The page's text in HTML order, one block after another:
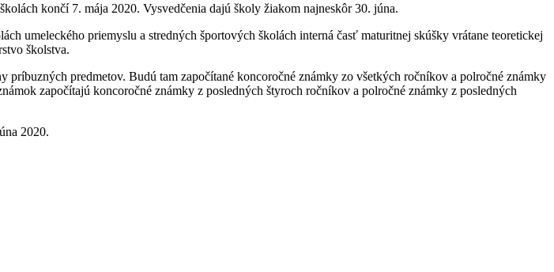
končí 7. mája 2020. Vysvedčenia dajú školy žiakom najneskôr 30. júna.
umeleckého priemyslu a stredných športových školách interná časť maturitnej skúšky vrátane teoretickej
školstva.
predmetov. Budú tam započítané koncoročné známky zo všetkých ročníkov a polročné známky
započítajú koncoročné známky z posledných štyroch ročníkov a polročné známky z posledných
2020.